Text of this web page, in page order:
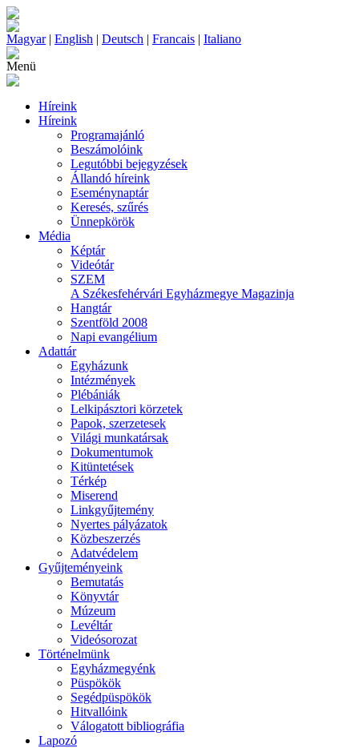
Magyar| English | Deutsch | Francais | Italiano
Menü
Híreink
Híreink
Programajánló
Beszámolóink
Legutóbbi bejegyzések
Állandó híreink
Eseménynaptár
Keresés, szűrés
Ünnepkörök
Média
Képtár
Videótár
SZEM
A Székesfehérvári Egyházmegye Magazinja
Hangtár
Szentföld 2008
Napi evangélium
Adattár
Egyházunk
Intézmények
Plébániák
Lelkipásztori körzetek
Papok, szerzetesek
Világi munkatársak
Dokumentumok
Kitüntetések
Térkép
Miserend
Linkgyűjtemény
Nyertes pályázatok
Közbeszerzés
Adatvédelem
Gyűjteményeink
Bemutatás
Könyvtár
Múzeum
Levéltár
Videósorozat
Történelmünk
Egyházmegyénk
Püspökök
Segédpüspökök
Hitvallóink
Válogatott bibliográfia
Lapozó